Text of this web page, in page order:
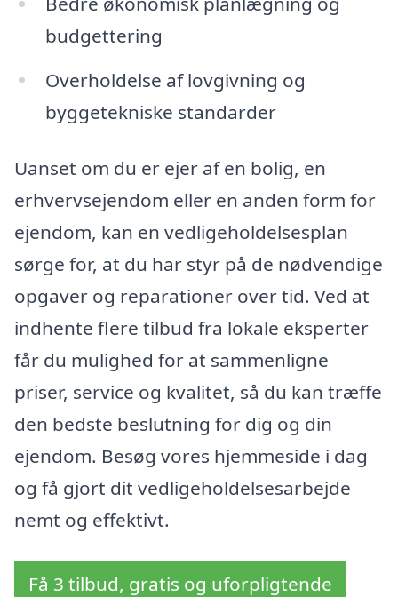
budgettering
Overholdelse af lovgivning og
byggetekniske standarder
Uanset om du er ejer af en bolig, en
erhvervsejendom eller en anden form for
ejendom, kan en vedligeholdelsesplan
sørge for, at du har styr på de nødvendige
opgaver og reparationer over tid. Ved at
indhente flere tilbud fra lokale eksperter
får du mulighed for at sammenligne
priser, service og kvalitet, så du kan træffe
den bedste beslutning for dig og din
ejendom. Besøg vores hjemmeside i dag
og få gjort dit vedligeholdelsesarbejde
nemt og effektivt.
Få 3 tilbud, gratis og uforpligtende